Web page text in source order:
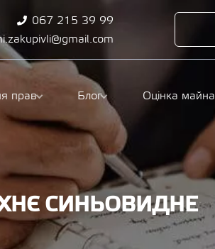
067 215 39 99
прав Блог Оцінка майна
СИНЬОВИДНЕ